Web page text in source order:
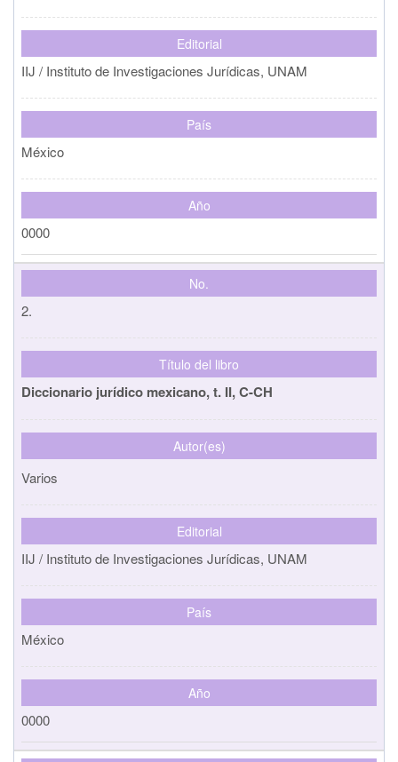
Editorial
IIJ / Instituto de Investigaciones Jurídicas, UNAM
País
México
Año
0000
No.
2.
Título del libro
Diccionario jurídico mexicano, t. II, C-CH
Autor(es)
Varios
Editorial
IIJ / Instituto de Investigaciones Jurídicas, UNAM
País
México
Año
0000